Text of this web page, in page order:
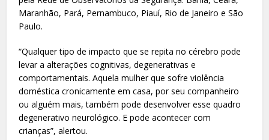
Maranhão, Pará, Pernambuco, Piauí, Rio de Janeiro e São
Paulo.
“Qualquer tipo de impacto que se repita no cérebro pode
levar a alterações cognitivas, degenerativas e
comportamentais. Aquela mulher que sofre violência
doméstica cronicamente em casa, por seu companheiro
ou alguém mais, também pode desenvolver esse quadro
degenerativo neurológico. E pode acontecer com
crianças”, alertou.